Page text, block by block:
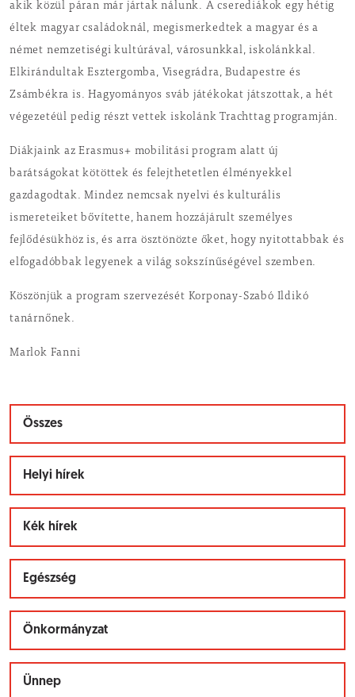
akik közül páran már jártak nálunk. A cserediákok egy hétig
éltek magyar családoknál, megismerkedtek a magyar és a
német nemzetiségi kultúrával, városunkkal, iskolánkkal.
Elkirándultak Esztergomba, Visegrádra, Budapestre és
Zsámbékra is. Hagyományos sváb játékokat játszottak, a hét
végezetéül pedig részt vettek iskolánk Trachttag programján.
Diákjaink az Erasmus+ mobilitási program alatt új
barátságokat kötöttek és felejthetetlen élményekkel
gazdagodtak. Mindez nemcsak nyelvi és kulturális
ismereteiket bővítette, hanem hozzájárult személyes
fejlődésükhöz is, és arra ösztönözte őket, hogy nyitottabbak és
elfogadóbbak legyenek a világ sokszínűségével szemben.
Köszönjük a program szervezését Korponay-Szabó Ildikó
tanárnőnek.
Marlok Fanni
Összes
Helyi hírek
Kék hírek
Egészség
Önkormányzat
Ünnep